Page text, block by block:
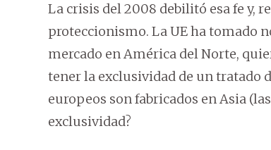
La crisis del 2008 debilitó esa fe y,
proteccionismo. La UE ha tomado
mercado en América del Norte,
tener la exclusividad de un tratado
europeos son fabricados en Asia
exclusividad?